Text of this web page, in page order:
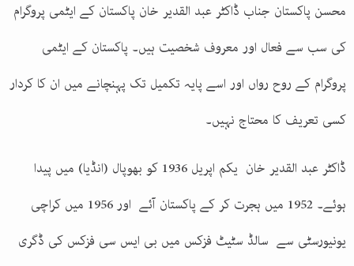
محسن پاکستان جناب ڈاکٹر عبد القدیر خان پاکستان کے ایٹمی پروگرام
کی سب سے فعال اور معروف شخصیت ہیں۔ پاکستان کے ایٹمی
پروگرام کے روح رواں اور اسے پایہ تکمیل تک پہنچانے میں ان کا کردار
کسی تعریف کا محتاج نہیں۔
ڈاکٹر عبد القدیر خان یکم اپریل 1936 کو بھوپال (انڈیا) میں پیدا
ہوئے۔ 1952 میں ہجرت کر کے پاکستان آئے اور 1956 میں کراچی
یونیورسٹی سے سالڈ سٹیٹ فزکس میں بی ایس سی فزکس کی ڈگری